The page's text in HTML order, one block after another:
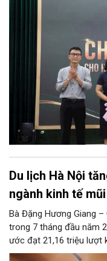
Du lịch Hà Nội
ngành kinh tế
Bà Đặng Hương Giang
trong 7 tháng đầu năm
ước đạt 21,16 triệu lượt
2025. Tổng thu từ